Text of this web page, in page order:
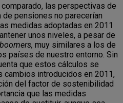
las perspectivas de
pensiones no parecerían
medidas adoptadas en 2011
unos niveles, a pesar de
muy similares a los de
países de nuestro entorno. Sin
que estos cálculos se
cambios introducidos en 2011,
del factor de sostenibilidad
que las medidas